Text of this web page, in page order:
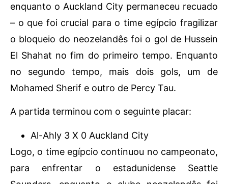
enquanto o Auckland City permaneceu recuado
– o que foi crucial para o time egípcio fragilizar
o bloqueio do neozelandês foi o gol de Hussein
El Shahat no fim do primeiro tempo. Enquanto
no segundo tempo, mais dois gols, um de
Mohamed Sherif e outro de Percy Tau.
A partida terminou com o seguinte placar:
Al-Ahly 3 X 0 Auckland City
Logo, o time egípcio continuou no campeonato,
para enfrentar o estadunidense Seattle